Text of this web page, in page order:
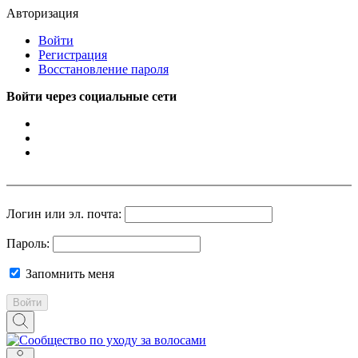
Авторизация
Войти
Регистрация
Восстановление пароля
Войти через социальные сети
Логин или эл. почта:
Пароль:
Запомнить меня
Войти